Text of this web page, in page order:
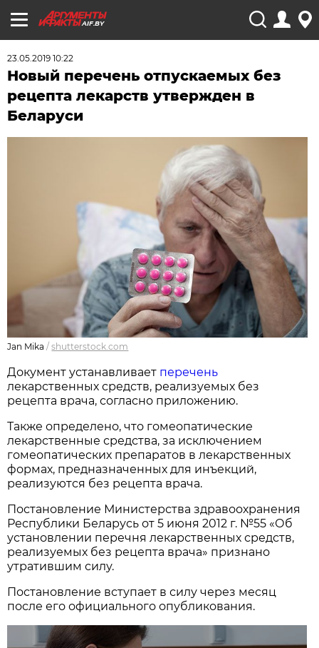
AIF.BY
23.05.2019 10:22
Новый перечень отпускаемых без
рецепта лекарств утвержден в
Беларуси
Jan Mika /shutterstock.com
Документ устанавливает перечень
лекарственных средств, реализуемых без
рецепта врача, согласно приложению.
Также определено, что гомеопатические
лекарственные средства, за исключением
гомеопатических препаратов в лекарственных
формах, предназначенных для инъекций,
реализуются без рецепта врача.
Постановление Министерства здравоохранения
Республики Беларусь от 5 июня 2012 г. №55 «Об
установлении перечня лекарственных средств,
реализуемых без рецепта врача» признано
утратившим силу.
Постановление вступает в силу через месяц
после его официального опубликования.